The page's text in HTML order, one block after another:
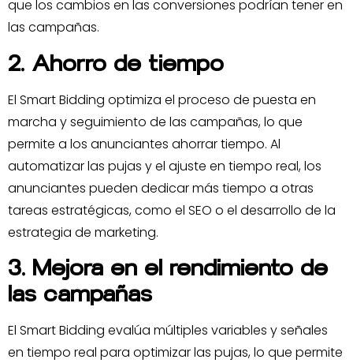
que los cambios en las conversiones podrían tener en
las campañas.
2. Ahorro de tiempo
El Smart Bidding optimiza el proceso de puesta en
marcha y seguimiento de las campañas, lo que
permite a los anunciantes ahorrar tiempo. Al
automatizar las pujas y el ajuste en tiempo real, los
anunciantes pueden dedicar más tiempo a otras
tareas estratégicas, como el SEO o el desarrollo de la
estrategia de marketing.
3. Mejora en el rendimiento de
las campañas
El Smart Bidding evalúa múltiples variables y señales
en tiempo real para optimizar las pujas, lo que permite